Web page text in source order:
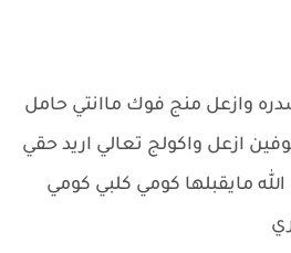
وازعل منج فوك ماانتي حامل
ازعل واكولج تعالي اريد حقي
مايقبلها كومي كلبي كومي